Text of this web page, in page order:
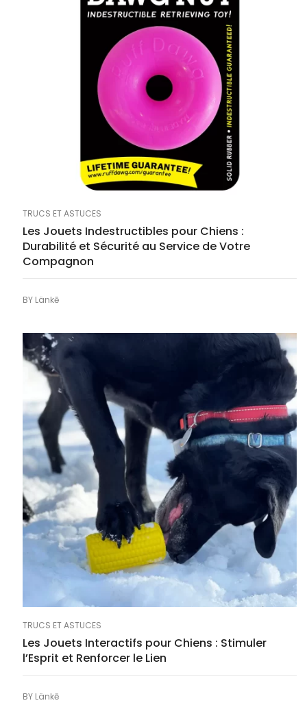
TRUCS ET ASTUCES
Les Jouets Indestructibles pour Chiens :
Durabilité et Sécurité au Service de Votre
Compagnon
BY Länkē
TRUCS ET ASTUCES
Les Jouets Interactifs pour Chiens : Stimuler
l’Esprit et Renforcer le Lien
BY Länkē